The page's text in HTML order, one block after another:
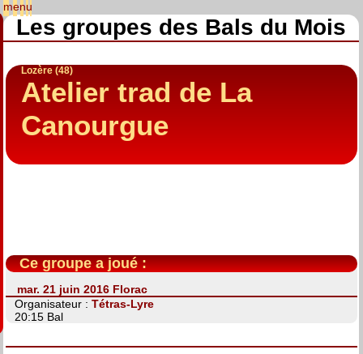
Les groupes des Bals du Mois
Lozère (48)
Atelier trad de La
Canourgue
Ce groupe a joué :
mar. 21 juin 2016 Florac
Organisateur : Tétras-Lyre
20:15 Bal